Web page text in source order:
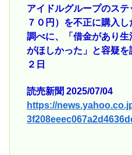
アイドルグループのス
７０円）を不正に購入し
調べに、「借金があり
がほしかった」と容疑を
２日
読売新聞 2025/07/04
https://